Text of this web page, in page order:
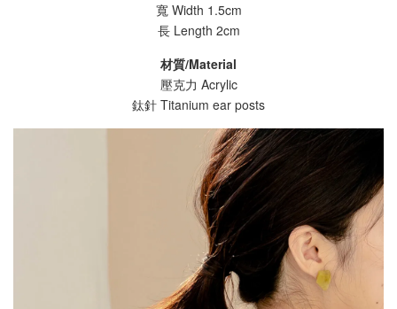
寬 Width 1.5cm
長 Length 2cm
材質/Material
壓克力 Acrylic
鈦針 Titanium ear posts